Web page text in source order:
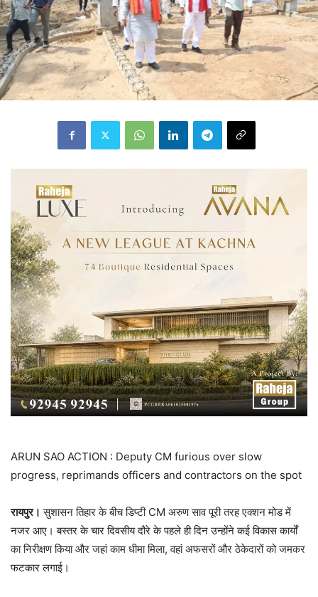
ARUN SAO ACTION : Deputy CM furious over slow
progress, reprimands officers and contractors on the spot
रायपुर। सुशासन तिहार के बीच डिप्टी CM अरुण साव पूरी तरह एक्शन मोड में
नजर आए। बस्तर के चार दिवसीय दौरे के पहले ही दिन उन्होंने कई विकास कार्यों
का निरीक्षण किया और जहां काम धीमा मिला, वहां अफसरों और ठेकेदारों को जमकर
फटकार लगाई।